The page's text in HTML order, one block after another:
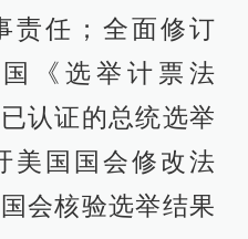
责任；全面修订
《选举计票法
认证的总统选举
美国国会修改法
会核验选举结果